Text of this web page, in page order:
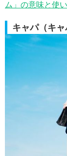
ム」の意味と使
キャパ（キ